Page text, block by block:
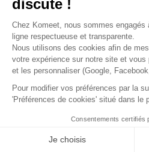
3.13.2026|3 minutes
Chemins d’impact :
toujours quelque part
Comment les entreprises
équipes autour de l’intérêt
met en lumière les parcours